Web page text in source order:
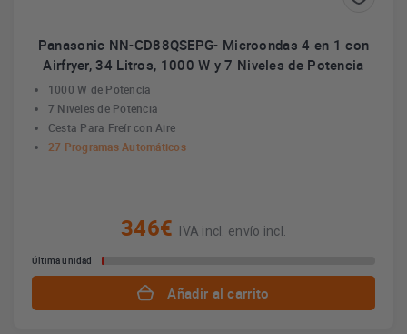
Panasonic NN-CD88QSEPG- Microondas 4 en 1 con
Airfryer, 34 Litros, 1000 W y 7 Niveles de Potencia
1000 W de Potencia
7 Niveles de Potencia
Cesta Para Freír con Aire
27 Programas Automáticos
346€ IVA incl. envío incl.
Última unidad
Añadir al carrito